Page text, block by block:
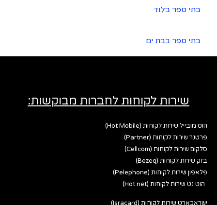
בתי ספר בלוד
בתי ספר בבת ים
שירות לקוחות לחברות מבוקשות:
הוט מובייל שירות לקוחות (Hot Mobile)
פרטנר שירות לקוחות (Partner)
סלקום שירות לקוחות (Cellcom)
בזק שירות לקוחות (Bezeq)
פלאפון שירות לקוחות (Pelephone)
הוט נט שירות לקוחות (Hot net)
ישראכארט שירות לקוחות (Isracard)